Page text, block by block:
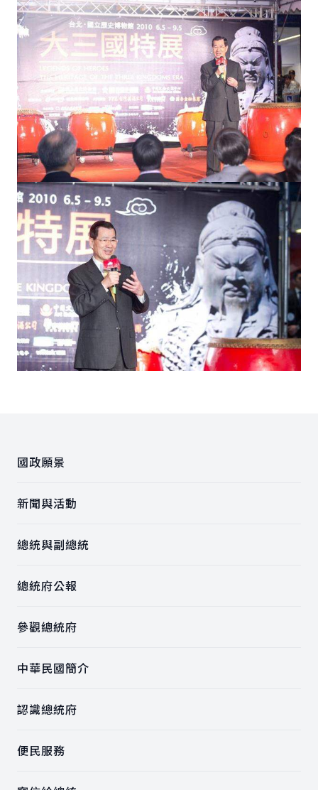
國政願景
新聞與活動
總統與副總統
總統府公報
參觀總統府
中華民國簡介
認識總統府
便民服務